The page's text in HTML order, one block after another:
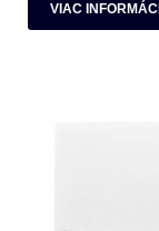
VIAC INFORMÁCIÍ